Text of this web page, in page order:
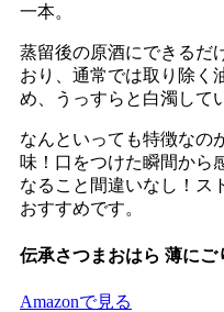
一本。
蒸留後の原酒にできるだ
おり、通常では取り除く
め、うっすらと白濁して
なんといっても特徴なの
味！口をつけた瞬間から
なること間違いなし！ス
おすすめです。
伝承さつまおはら 薄にご
Amazonで見る